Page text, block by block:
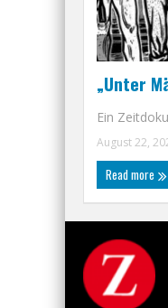
„Unter
Ein
August 22,
Read more